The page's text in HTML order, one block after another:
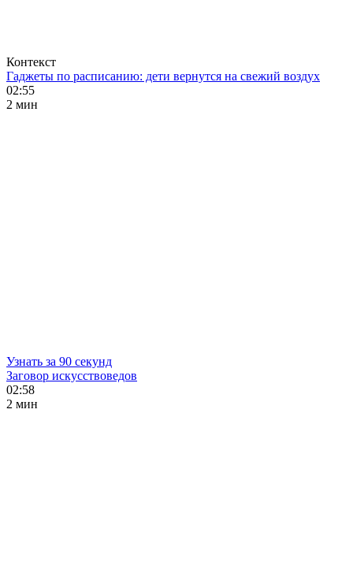
Контекст
Гаджеты по расписанию: дети вернутся на свежий воздух
02:55
2 мин
Узнать за 90 секунд
Заговор искусствоведов
02:58
2 мин